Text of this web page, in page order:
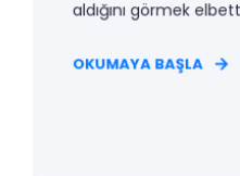
aldığını görmek
OKUMAYA BAŞLA